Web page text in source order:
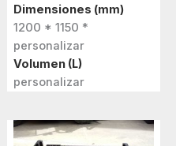
Dimensiones (mm)
1200 * 1150 *
personalizar
Volumen (L)
personalizar